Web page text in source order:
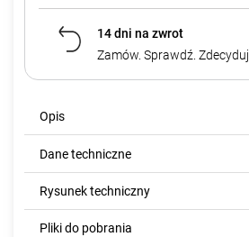
14 dni na zwrot
Zamów. Sprawdź. Zdecyduj.
Opis
Dane techniczne
Rysunek techniczny
Pliki do pobrania